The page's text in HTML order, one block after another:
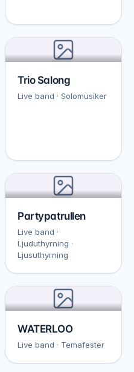
Trio Salong
Live band · Solomusiker
Partypatrullen
Live band ·
Ljuduthyrning ·
Ljusuthyrning
WATERLOO
Live band · Temafester